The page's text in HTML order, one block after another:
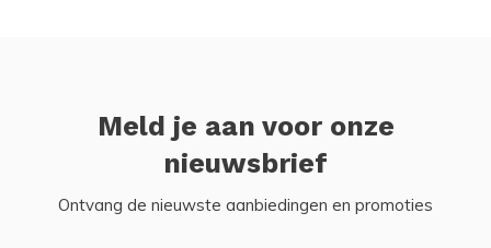
Meld je aan voor onze
nieuwsbrief
Ontvang de nieuwste aanbiedingen en promoties